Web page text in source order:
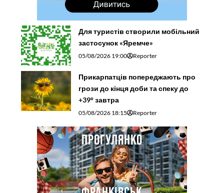
Для туристів створили мобільний
застосунок «Яремче»
05/08/2026 19:00 Reporter
Прикарпатців попереджають про
грози до кінця доби та спеку до
+39° завтра
05/08/2026 18:15 Reporter